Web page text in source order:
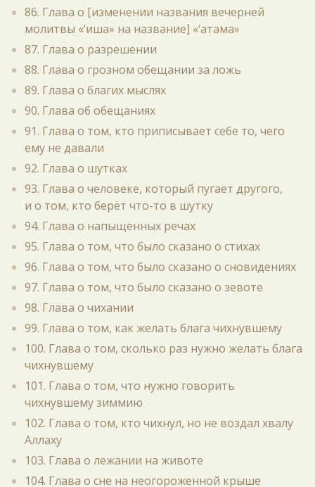
86. Глава о [изменении названия вечерней
молитвы «‘иша» на название] «‘атама»
87. Глава о разрешении
88. Глава о грозном обещании за ложь
89. Глава о благих мыслях
90. Глава об обещаниях
91. Глава о том, кто приписывает себе то, чего
ему не давали
92. Глава о шутках
93. Глава о человеке, который пугает другого,
и о том, кто берёт что-то в шутку
94. Глава о напыщенных речах
95. Глава о том, что было сказано о стихах
96. Глава о том, что было сказано о сновидениях
97. Глава о том, что было сказано о зевоте
98. Глава о чихании
99. Глава о том, как желать блага чихнувшему
100. Глава о том, сколько раз нужно желать блага
чихнувшему
101. Глава о том, что нужно говорить
чихнувшему зиммию
102. Глава о том, кто чихнул, но не воздал хвалу
Аллаху
103. Глава о лежании на животе
104. Глава о сне на неогороженной крыше